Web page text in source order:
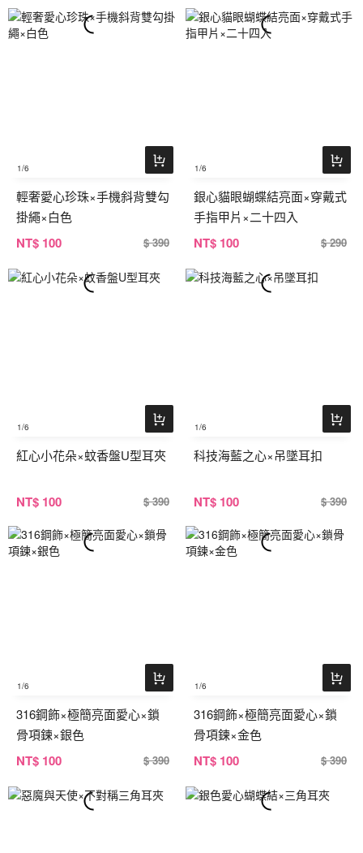
1/6
輕奢愛心珍珠×手機斜背雙勾
掛繩×白色
NT$ 100 $ 390
1/6
銀心貓眼蝴蝶結亮面×穿戴式
手指甲片×二十四入
NT$ 100 $ 290
1/6
紅心小花朵×蚊香盤U型耳夾
NT$ 100 $ 390
1/6
科技海藍之心×吊墜耳扣
NT$ 100 $ 390
1/6
316鋼飾×極簡亮面愛心×鎖
骨項鍊×銀色
NT$ 100 $ 390
1/6
316鋼飾×極簡亮面愛心×鎖
骨項鍊×金色
NT$ 100 $ 390